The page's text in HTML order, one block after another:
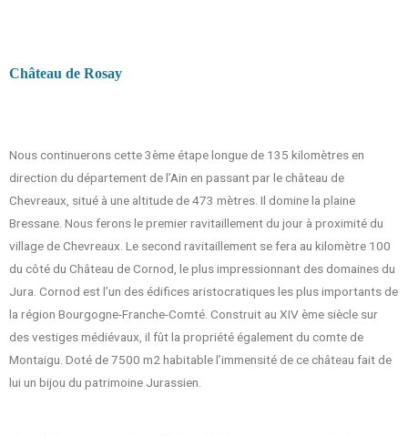
Château de Rosay
Nous continuerons cette 3ème étape longue de 135 kilomètres en
direction du département de l’Ain en passant par le château de
Chevreaux, situé à une altitude de 473 mètres. Il domine la plaine
Bressane. Nous ferons le premier ravitaillement du jour à proximité du
village de Chevreaux. Le second ravitaillement se fera au kilomètre 100
du côté du Château de Cornod, le plus impressionnant des domaines du
Jura. Cornod est l’un des édifices aristocratiques les plus importants de
la région Bourgogne-Franche-Comté. Construit au XIV ème siècle sur
des vestiges médiévaux, il fût la propriété également du comte de
Montaigu. Doté de 7500 m2 habitable l’immensité de ce château fait de
lui un bijou du patrimoine Jurassien.